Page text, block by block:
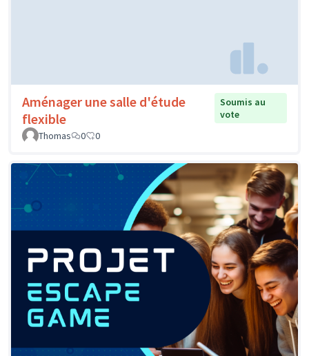
Aménager une salle d'étude
flexible
Soumis au
vote
Thomas
0 0